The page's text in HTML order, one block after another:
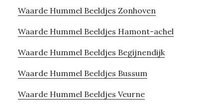
Waarde Hummel Beeldjes Zonhoven
Waarde Hummel Beeldjes Hamont-achel
Waarde Hummel Beeldjes Begijnendijk
Waarde Hummel Beeldjes Bussum
Waarde Hummel Beeldjes Veurne